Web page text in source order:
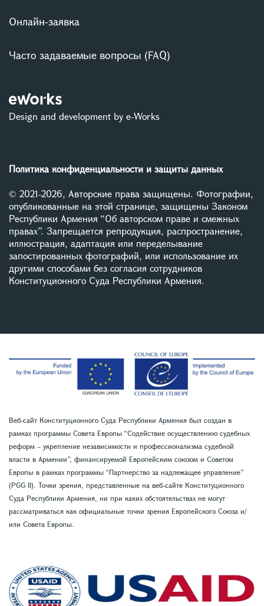
Онлайн-заявка
Часто задаваемые вопросы (FAQ)
Design and development by e-Works
Политика конфиденциальности и защиты данных
© 2021-2026, Авторские права защищены. Фотографии,
опубликованные на этой странице, защищены Законом
Республики Армения “Об авторском праве и смежных
правах”. Запрещается репродукция, распространение,
иллюстрация, адаптация или переделывание
запостированных фотографий, или использование их
другими способами без согласия сотрудников
Конституционного Суда Республики Армения.
Веб-сайт Конституционного Суда Республики Армения был создан в
рамках программы Совета Европы “Содействие осуществлению судебных
реформ – укрепление независимости и профессионализма судебной
власти в Армении”, финансируемой Европейским союзом и Советом
Европы в рамках программы “Партнерство за надлежащее управление”
(PGG II). Точки зрения, представленные на веб-сайте Конституционного
Суда Республики Армения, ни при каких обстоятельствах не могут
рассматриваться как официальные точки зрения Европейского Союза и/
или Совета Европы.